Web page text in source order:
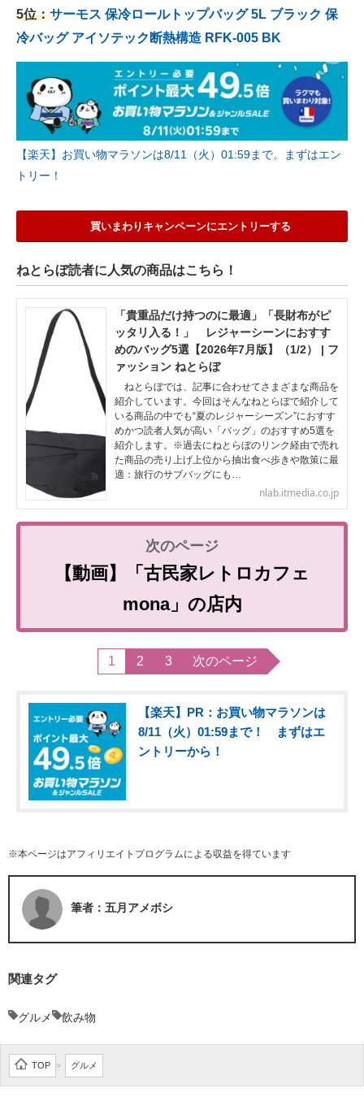
5位：サーモス 保冷ロールトップバッグ 5L ブラック 保
冷バッグ アイソテック断熱構造 RFK-005 BK
【楽天】お買い物マラソンは8/11（火）01:59まで。まずはエン
トリー！
買いまわりキャンペーンにエントリーする
ねとらぼ読者に人気の商品はこちら！
「貴重品だけ持つのに最適」「長財布がピ
ッタリ入る！」 レジャーシーンにおすす
めのバッグ5選【2026年7月版】（1/2） | フ
ァッション ねとらぼ
ねとらぼでは、記事に合わせてさまざまな商品を
紹介しています。今回はそんなねとらぼで紹介して
いる商品の中でも“夏のレジャーシーズン”におすす
めかつ読者人気が高い「バッグ」のおすすめ5選を
紹介します。※過去にねとらぼのリンク経由で売れ
た商品の売り上げ上位から抽出食べ歩きや散策に最
適：旅行のサブバッグにも…
nlab.itmedia.co.jp
【動画】「古民家レトロカフェ
mona」の店内
1 2 3 次のページ
【楽天】PR：お買い物マラソンは
8/11（火）01:59まで！ まずはエ
ントリーから！
※本ページはアフィリエイトプログラムによる収益を得ています
筆者：五月アメボシ
関連タグ
グルメ 飲み物
TOP > グルメ